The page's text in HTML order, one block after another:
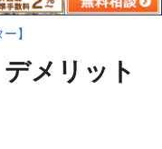
】
メリット